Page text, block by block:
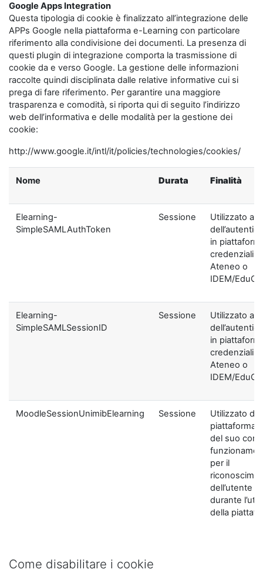
Google Apps Integration
Questa tipologia di cookie è finalizzato all’integrazione delle
APPs Google nella piattaforma e-Learning con particolare
riferimento alla condivisione dei documenti. La presenza di
questi plugin di integrazione comporta la trasmissione di
cookie da e verso Google. La gestione delle informazioni
raccolte quindi disciplinata dalle relative informative cui si
prega di fare riferimento. Per garantire una maggiore
trasparenza e comodità, si riporta qui di seguito l’indirizzo
web dell’informativa e delle modalità per la gestione dei
cookie:
http://www.google.it/intl/it/policies/technologies/cookies/
Nome Durata Finalità
Elearning-
SimpleSAMLAuthToken
Sessione
Utilizzato ai
in
credenziali di
Ateneo o
IDEM/
Elearning-
SimpleSAMLSessionID
Sessione
Utilizzato ai
in
credenziali di
Ateneo o
IDEM/
MoodleSessionUnimibElearning Sessione
Utilizzato
piattaforma
del suo
per il
dell’utente
durante
della
Come disabilitare i cookie